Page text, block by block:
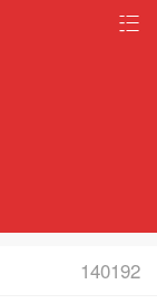
140192